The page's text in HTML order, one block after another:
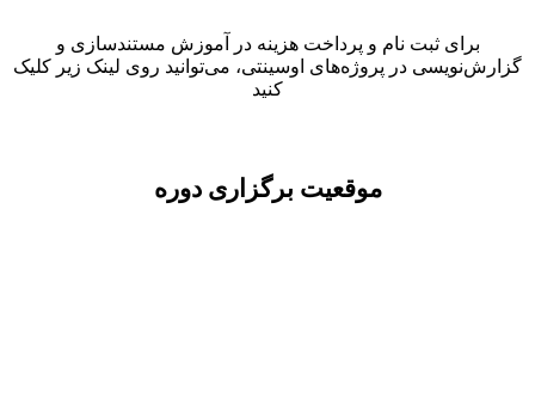
برای ثبت نام و پرداخت هزینه در آموزش مستندسازی و
گزارش‌نویسی در پروژه‌های اوسینتی، می‌توانید روی لینک زیر کلیک
کنید
موقعیت برگزاری دوره